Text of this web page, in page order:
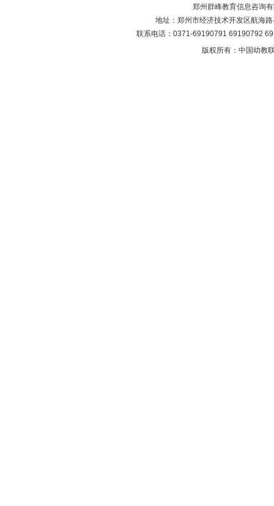
郑州群峰教育信息咨询
地址：郑州市经济技术开发区航海
联系电话：0371-69190791 69190792
版权所有：中国幼